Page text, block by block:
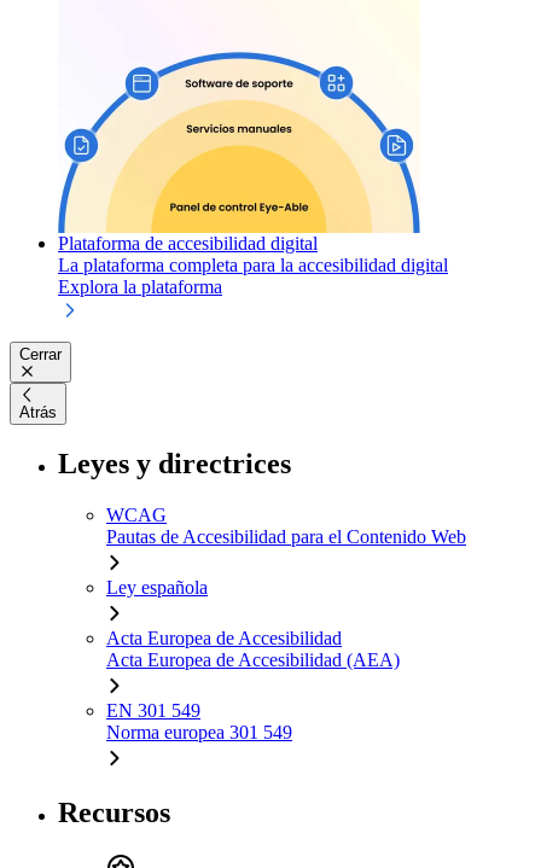
Plataforma de accesibilidad digital
La plataforma completa para la accesibilidad digital
Explora la plataforma
Cerrar
Atrás
Leyes y directrices
WCAG
Pautas de Accesibilidad para el Contenido Web
Ley española
Acta Europea de Accesibilidad
Acta Europea de Accesibilidad (AEA)
EN 301 549
Norma europea 301 549
Recursos